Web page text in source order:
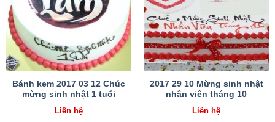
Bánh kem 2017 03 12 Chúc
mừng sinh nhật 1 tuổi
Liên hệ
2017 29 10 Mừng sinh nhật
nhân viên tháng 10
Liên hệ